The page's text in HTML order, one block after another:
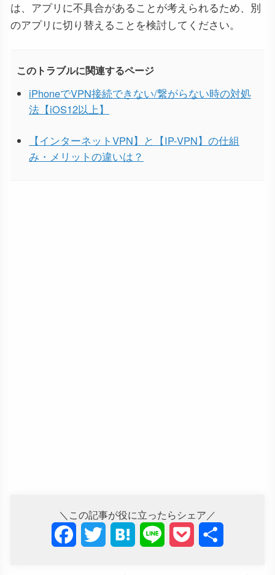
は、アプリに不具合があることが考えられるため、別
のアプリに切り替えることを検討してください。
このトラブルに関連するページ
iPhoneでVPN接続できない/繋がらない時の対処
法【iOS12以上】
【インターネットVPN】と【IP-VPN】の仕組
み・メリットの違いは？
＼この記事が役に立ったらシェア／